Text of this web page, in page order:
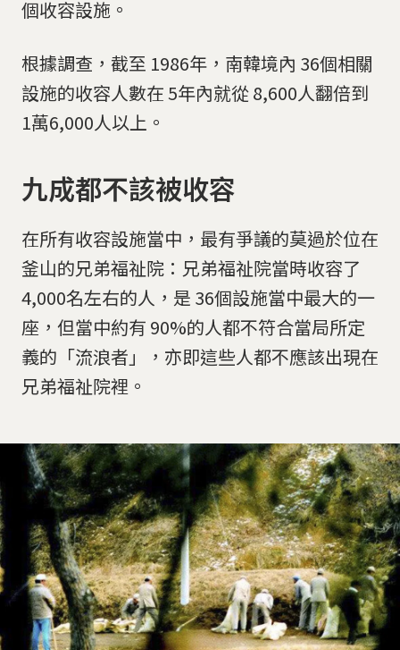
個收容設施。
根據調查，截至 1986年，南韓境內 36個相關
設施的收容人數在 5年內就從 8,600人翻倍到
1萬6,000人以上。
九成都不該被收容
在所有收容設施當中，最有爭議的莫過於位在
釜山的兄弟福祉院：兄弟福祉院當時收容了
4,000名左右的人，是 36個設施當中最大的一
座，但當中約有 90%的人都不符合當局所定
義的「流浪者」，亦即這些人都不應該出現在
兄弟福祉院裡。